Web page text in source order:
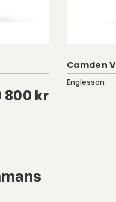
800 kr
Camden
Englesson